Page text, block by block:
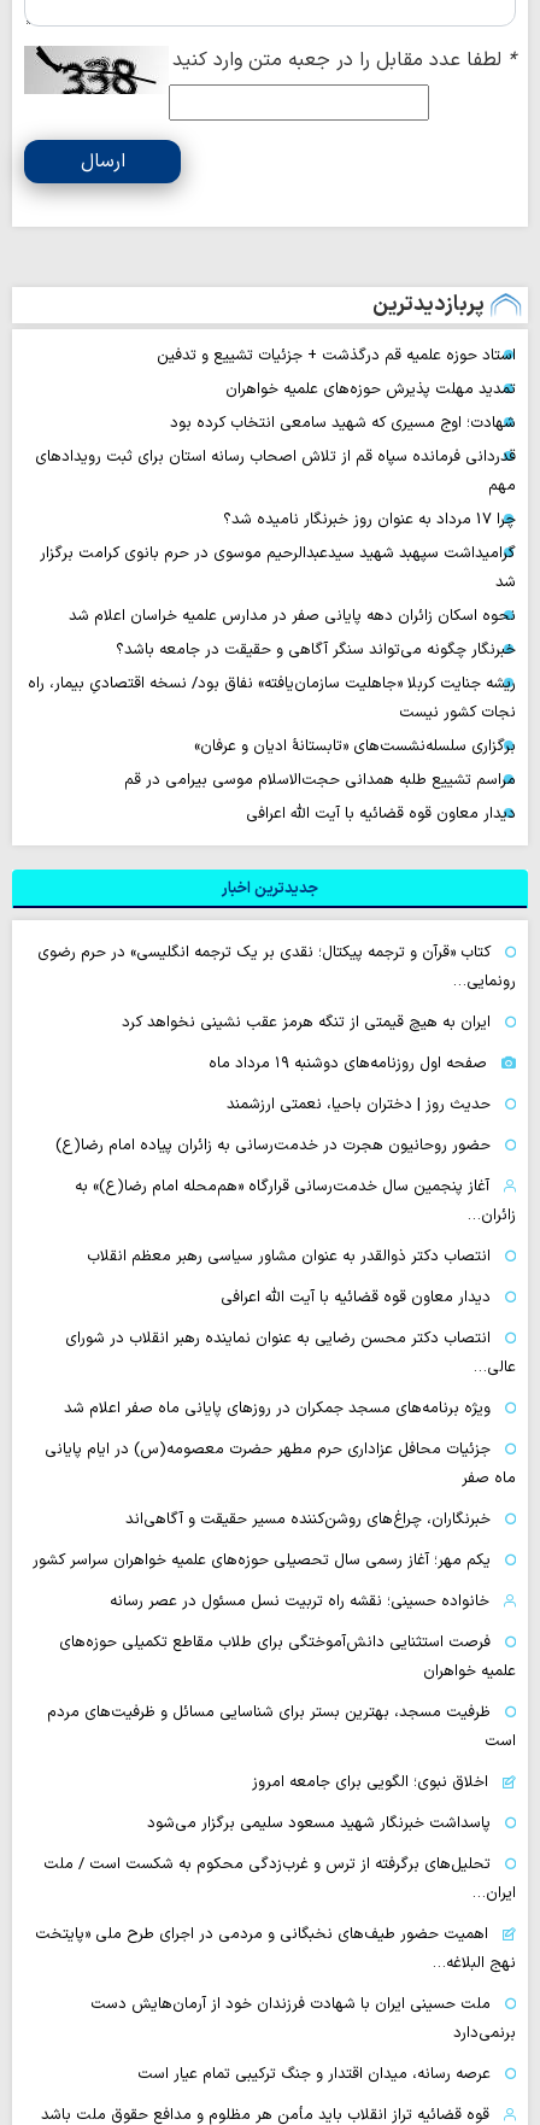
* لطفا عدد مقابل را در جعبه متن وارد کنید
ارسال
پربازدیدترین
استاد حوزه علمیه قم درگذشت + جزئیات تشییع و تدفین
تمدید مهلت پذیرش حوزه‌های علمیه خواهران
شهادت؛ اوج مسیری که شهید سامعی انتخاب کرده بود
قدردانی فرمانده سپاه قم از تلاش اصحاب رسانه استان برای ثبت رویدادهای
مهم
چرا 17 مرداد به عنوان روز خبرنگار نامیده شد؟
گرامیداشت سپهبد شهید سیدعبدالرحیم موسوی در حرم بانوی کرامت برگزار
شد
نحوه اسکان زائران دهه پایانی صفر در مدارس علمیه خراسان اعلام شد
خبرنگار چگونه می‌تواند سنگر آگاهی و حقیقت در جامعه باشد؟
ریشه جنایت کربلا «جاهلیت سازمان‌یافته» نفاق بود/ نسخه اقتصادیِ بیمار، راه
نجات کشور نیست
برگزاری سلسله‌نشست‌های «تابستانهٔ ادیان و عرفان»
مراسم تشییع طلبه همدانی حجت‌الاسلام موسی بیرامی در قم
دیدار معاون قوه قضائیه با آیت الله اعرافی
جدیدترین اخبار
کتاب «قرآن و ترجمه پیکتال؛ نقدی بر یک ترجمه انگلیسی» در حرم رضوی
رونمایی…
ایران به هیچ قیمتی از تنگه هرمز عقب نشینی نخواهد کرد
صفحه اول روزنامه‌های دوشنبه ۱۹ مرداد ماه
حدیث روز | دختران باحیا، نعمتی ارزشمند
حضور روحانیون هجرت در خدمت‌رسانی به زائران پیاده امام رضا(ع)
آغاز پنجمین سال خدمت‌رسانی قرارگاه «هم‌محله امام رضا(ع)» به
زائران…
انتصاب دکتر ذوالقدر به عنوان مشاور سیاسی رهبر معظم انقلاب
دیدار معاون قوه قضائیه با آیت الله اعرافی
انتصاب دکتر محسن رضایی به عنوان نماینده رهبر انقلاب در شورای
عالی…
‌ویژه برنامه‌های مسجد جمکران در روزهای پایانی ماه صفر اعلام شد
جزئیات محافل عزاداری حرم مطهر حضرت معصومه(س) در ایام پایانی
ماه صفر
خبرنگاران، چراغ‌های روشن‌کننده مسیر حقیقت و آگاهی‌اند
یکم مهر؛ آغاز رسمی سال تحصیلی حوزه‌های علمیه خواهران سراسر کشور
خانواده حسینی؛ نقشه راه تربیت نسل مسئول در عصر رسانه
فرصت استثنایی دانش‌آموختگی برای طلاب مقاطع تکمیلی حوزه‌های
علمیه خواهران
ظرفیت مسجد، بهترین بستر برای شناسایی مسائل و ظرفیت‌های مردم
است
اخلاق نبوی؛ الگویی برای جامعه امروز
پاسداشت خبرنگار شهید مسعود سلیمی برگزار می‌شود
تحلیل‌های برگرفته از ترس و غرب‌زدگی محکوم به شکست است / ملت
ایران…
اهمیت حضور طیف‌های نخبگانی و مردمی در اجرای طرح ملی «پایتخت
نهج البلاغه…
ملت حسینی ایران با شهادت فرزندان خود از آرمان‌هایش دست
برنمی‌دارد
عرصه رسانه، میدان اقتدار و جنگ ترکیبی تمام عیار است
قوه قضائیه تراز انقلاب باید مأمن هر مظلوم و مدافع حقوق ملت باشد